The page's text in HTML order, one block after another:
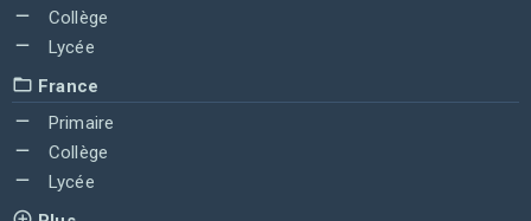
Collège
Lycée
France
Primaire
Collège
Lycée